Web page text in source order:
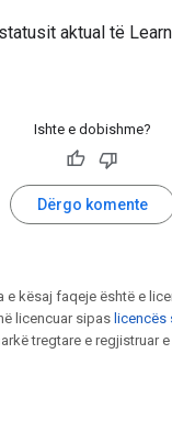
aktual të
Ishte e dobishme?
Dërgo komente
e kësaj faqeje është e
licencuar sipas licencës
tregtare e regjistruar